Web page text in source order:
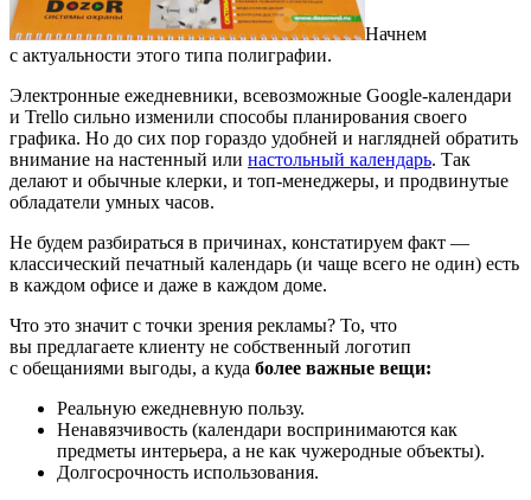
Начнем
с актуальности этого типа полиграфии.
Электронные ежедневники, всевозможные Google-календари
и Trello сильно изменили способы планирования своего
графика. Но до сих пор гораздо удобней и наглядней обратить
внимание на настенный или настольный календарь. Так
делают и обычные клерки, и топ-менеджеры, и продвинутые
обладатели умных часов.
Не будем разбираться в причинах, констатируем факт —
классический печатный календарь (и чаще всего не один) есть
в каждом офисе и даже в каждом доме.
Что это значит с точки зрения рекламы? То, что
вы предлагаете клиенту не собственный логотип
с обещаниями выгоды, а куда более важные вещи:
Реальную ежедневную пользу.
Ненавязчивость (календари воспринимаются как
предметы интерьера, а не как чужеродные объекты).
Долгосрочность использования.